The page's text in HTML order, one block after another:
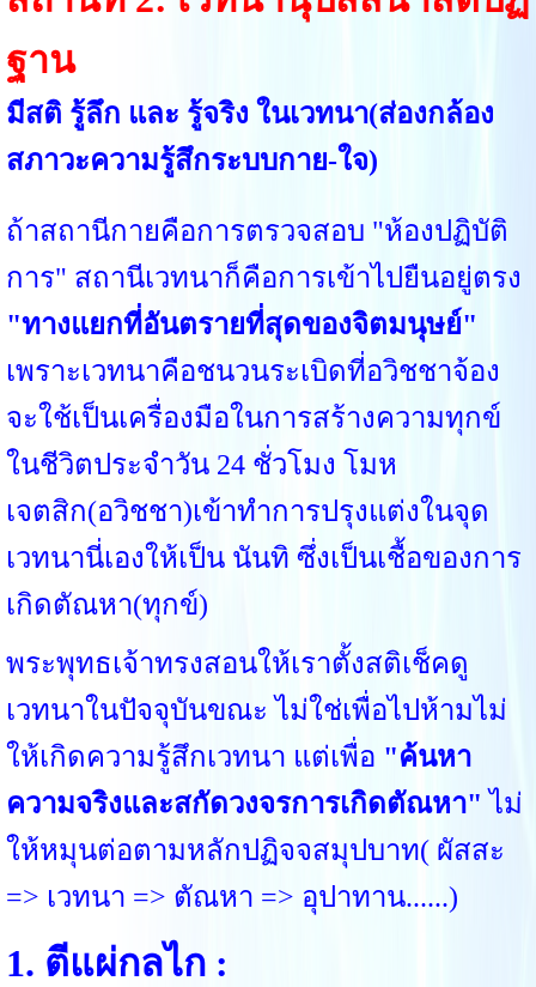
ฐาน
มีสติ รู้ลึก และ รู้จริง ในเวทนา(ส่องกล้อง
สภาวะความรู้สึกระบบกาย-ใจ)
ถ้าสถานีกายคือการตรวจสอบ "ห้องปฏิบัติ
การ" สถานีเวทนาก็คือการเข้าไปยืนอยู่ตรง
"ทางแยกที่อันตรายที่สุดของจิตมนุษย์"
เพราะเวทนาคือชนวนระเบิดที่อวิชชาจ้อง
จะใช้เป็นเครื่องมือในการสร้างความทุกข์
ในชีวิตประจำวัน 24 ชั่วโมง โมห
เจตสิก(อวิชชา)เข้าทำการปรุงแต่งในจุด
เวทนานี่เองให้เป็น นันทิ ซึ่งเป็นเชื้อของการ
เกิดตัณหา(ทุกข์)
พระพุทธเจ้าทรงสอนให้เราตั้งสติเช็คดู
เวทนาในปัจจุบันขณะ ไม่ใช่เพื่อไปห้ามไม่
ให้เกิดความรู้สึกเวทนา แต่เพื่อ "ค้นหา
ความจริงและสกัดวงจรการเกิดตัณหา" ไม่
ให้หมุนต่อตามหลักปฏิจจสมุปบาท( ผัสสะ
=> เวทนา => ตัณหา => อุปาทาน......)
1. ตีแผ่กลไก :